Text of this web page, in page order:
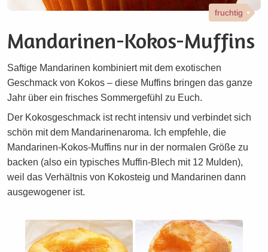
fruchtig
Mandarinen-Kokos-Muffins
Saftige Mandarinen kombiniert mit dem exotischen
Geschmack von Kokos – diese Muffins bringen das ganze
Jahr über ein frisches Sommergefühl zu Euch.
Der Kokosgeschmack ist recht intensiv und verbindet sich
schön mit dem Mandarinenaroma. Ich empfehle, die
Mandarinen-Kokos-Muffins nur in der normalen Größe zu
backen (also ein typisches Muffin-Blech mit 12 Mulden),
weil das Verhältnis von Kokosteig und Mandarinen dann
ausgewogener ist.